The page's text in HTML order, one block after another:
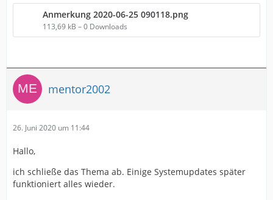
Anmerkung 2020-06-25 090118.png
113,69 kB – 0 Downloads
mentor2002
26. Juni 2020 um 11:44
Hallo,
ich schließe das Thema ab. Einige Systemupdates später
funktioniert alles wieder.